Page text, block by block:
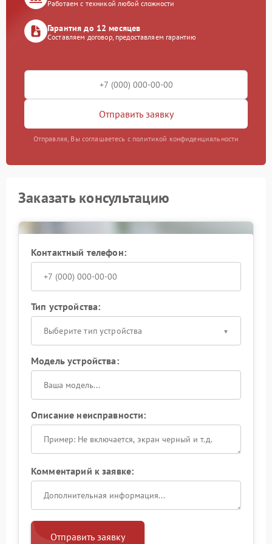
Работаем с техникой любой сложности
Гарантия до 12 месяцев
Составляем договор, предоставляем гарантию
Отправить заявку
Отправляя, Вы соглашаетесь с политикой конфиденциальности
Заказать консультацию
Контактный телефон:
Тип устройства:
Выберите тип устройства
Модель устройства:
Описание неисправности:
Комментарий к заявке:
Отправить заявку